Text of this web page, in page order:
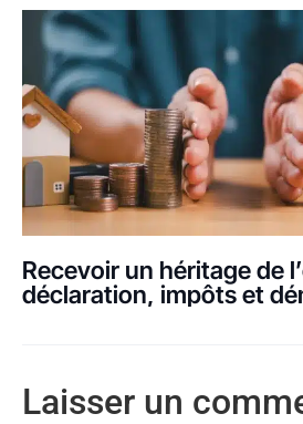
Recevoir un héritage de
déclaration, impôts et
Laisser un